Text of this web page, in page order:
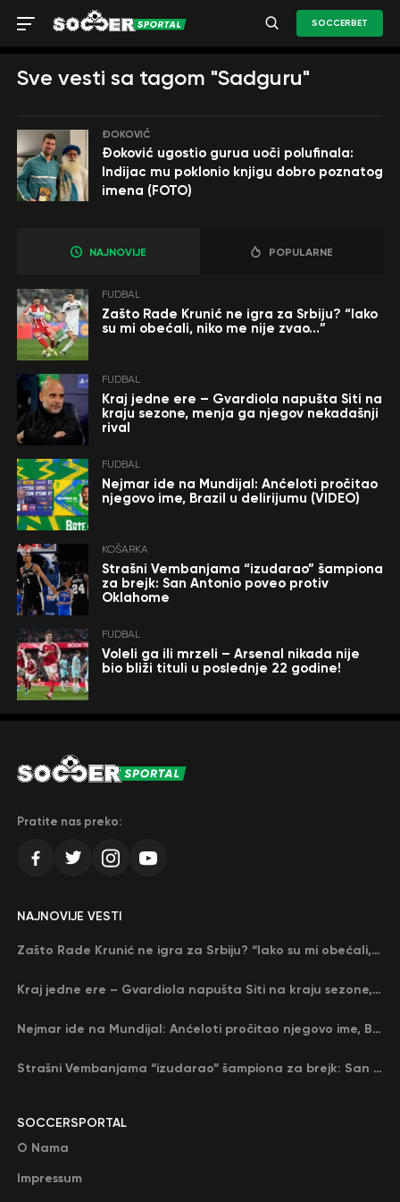
SOCCERBET
Sve vesti sa tagom "Sadguru"
ĐOKOVIĆ
Đoković ugostio gurua uoči polufinala:
Indijac mu poklonio knjigu dobro poznatog
imena (FOTO)
NAJNOVIJE POPULARNE
FUDBAL
Zašto Rade Krunić ne igra za Srbiju? “Iako
su mi obećali, niko me nije zvao…”
FUDBAL
Kraj jedne ere – Gvardiola napušta Siti na
kraju sezone, menja ga njegov nekadašnji
rival
FUDBAL
Nejmar ide na Mundijal: Anćeloti pročitao
njegovo ime, Brazil u delirijumu (VIDEO)
KOŠARKA
Strašni Vembanjama “izudarao” šampiona
za brejk: San Antonio poveo protiv
Oklahome
FUDBAL
Voleli ga ili mrzeli – Arsenal nikada nije
bio bliži tituli u poslednje 22 godine!
Pratite nas preko:
SOCCERSPORTAL
O Nama
Impressum
NAJNOVIJE VESTI
Zašto Rade Krunić ne igra za Srbiju? “Iako su mi obećali, niko me nije zvao…”
Kraj jedne ere – Gvardiola napušta Siti na kraju sezone, menja ga njegov nekadašnji rival
Nejmar ide na Mundijal: Anćeloti pročitao njegovo ime, Brazil u delirijumu (VIDEO)
Strašni Vembanjama “izudarao” šampiona za brejk: San Antonio poveo protiv Oklahome